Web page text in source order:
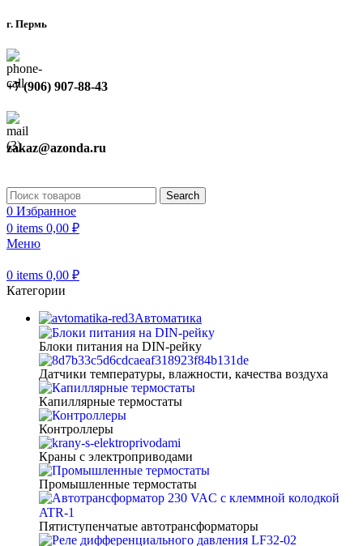
г. Пермь
+7 (906) 907-88-43
zakaz@azonda.ru
Search
0 Избранное
0 items 0,00 ₽
Меню
0 items 0,00 ₽
Категории
Автоматика
Блоки питания на DIN-рейку
Датчики температуры, влажности, качества воздуха
Капиллярные термостаты
Контроллеры
Краны с электроприводами
Промышленные термостаты
Пятиступенчатые автотрансформаторы